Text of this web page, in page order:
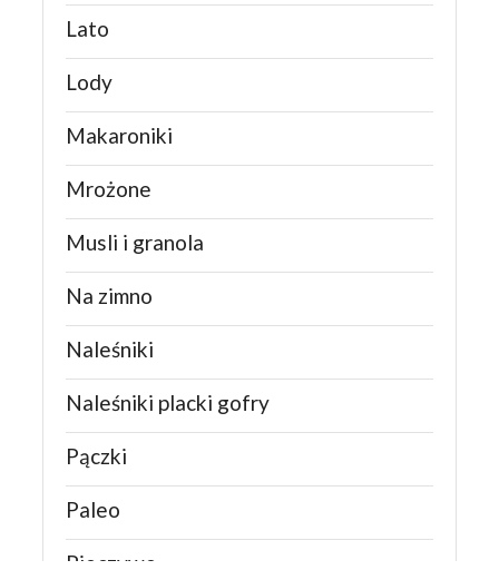
Lato
Lody
Makaroniki
Mrożone
Musli i granola
Na zimno
Naleśniki
Naleśniki placki gofry
Pączki
Paleo
Pieczywo